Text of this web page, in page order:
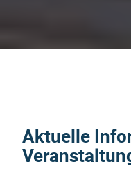
Aktuelle